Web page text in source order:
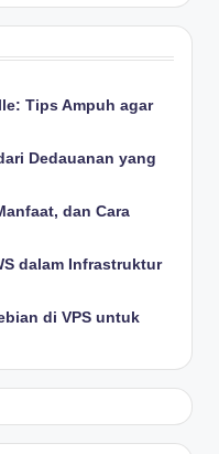
Tips Ampuh agar
Dedauanan yang
dan Cara
dalam Infrastruktur
di VPS untuk